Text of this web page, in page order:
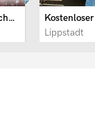
Biete 2 Unzertrennliche an
Lippstadt